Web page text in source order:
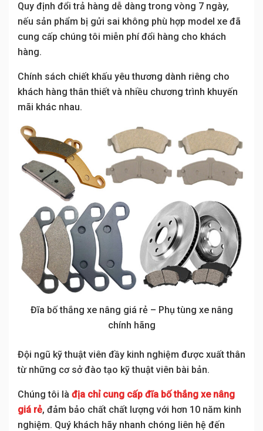
Quy định đổi trả hàng dễ dàng trong vòng 7 ngày,
nếu sản phẩm bị gửi sai không phù hợp model xe đã
cung cấp chúng tôi miễn phí đổi hàng cho khách
hàng.
Chính sách chiết khấu yêu thương dành riêng cho
khách hàng thân thiết và nhiều chương trình khuyến
mãi khác nhau.
Đĩa bố thắng xe nâng giá rẻ – Phụ tùng xe nâng
chính hãng
Đội ngũ kỹ thuật viên đầy kinh nghiệm được xuất thân
từ những cơ sở đào tạo kỹ thuật viên bài bản.
Chúng tôi là địa chỉ cung cấp đĩa bố thắng xe nâng
giá rẻ, đảm bảo chất chất lượng với hơn 10 năm kinh
nghiệm. Quý khách hãy nhanh chóng liên hệ đến